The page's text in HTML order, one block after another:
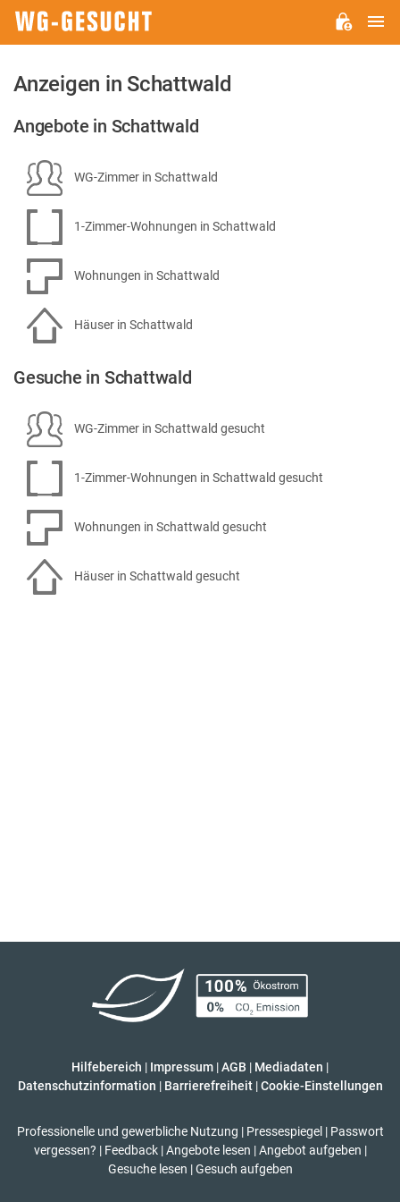
Anzeigen in Schattwald
Angebote in Schattwald
WG-Zimmer in Schattwald
1-Zimmer-Wohnungen in Schattwald
Wohnungen in Schattwald
Häuser in Schattwald
Gesuche in Schattwald
WG-Zimmer in Schattwald gesucht
1-Zimmer-Wohnungen in Schattwald gesucht
Wohnungen in Schattwald gesucht
Häuser in Schattwald gesucht
Hilfebereich | Impressum |AGB | Mediadaten |
Datenschutzinformation | Barrierefreiheit | Cookie-Einstellungen
Professionelle und gewerbliche Nutzung | Pressespiegel | Passwort
vergessen? | Feedback | Angebote lesen | Angebot aufgeben |
Gesuche lesen | Gesuch aufgeben